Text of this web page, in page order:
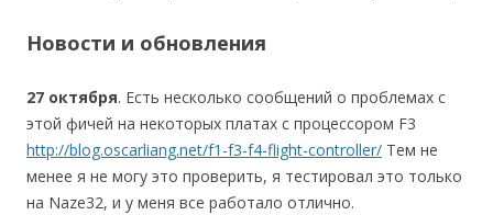
Новости и обновления
27 октября. Есть несколько сообщений о проблемах с
этой фичей на некоторых платах с процессором F3
http://blog.oscarliang.net/f1-f3-f4-flight-controller/ Тем не
менее я не могу это проверить, я тестировал это только
на Naze32, и у меня все работало отлично.